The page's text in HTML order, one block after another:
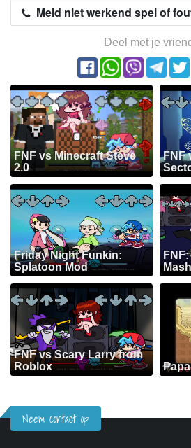
Meld niet werkend spel of
Deel met je
FNF vs Minecraft Steve
2.0
FNF
Friday Night Funkin:
Splatoon Mod
FNF vs Scary Larry from
Roblox
Neem contact op